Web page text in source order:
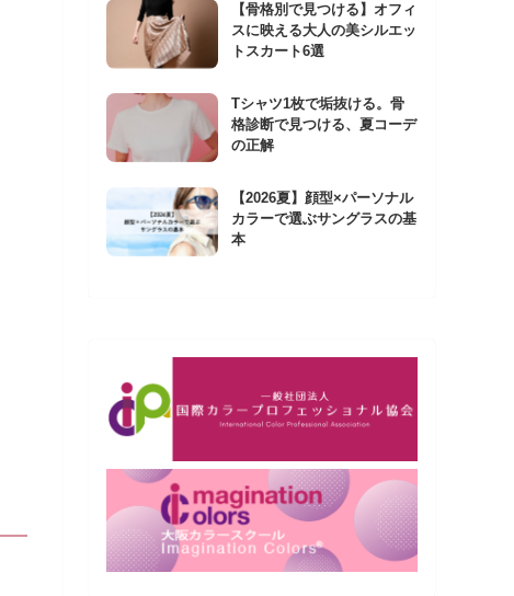
【骨格別で見つける】オフィ
スに映える大人の美シルエッ
トスカート6選
Tシャツ1枚で垢抜ける。骨
格診断で見つける、夏コーデ
の正解
【2026夏】顔型×パーソナル
カラーで選ぶサングラスの基
本